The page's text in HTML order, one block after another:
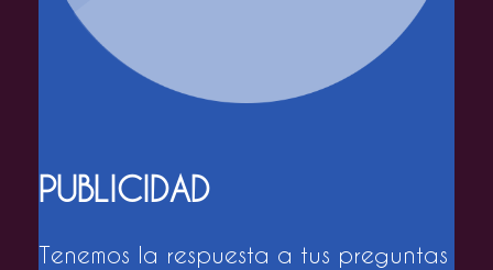
PUBLICIDAD
Tenemos la respuesta a tus preguntas